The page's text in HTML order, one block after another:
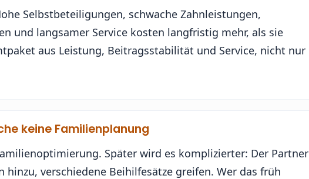
Selbstbeteiligungen, schwache Zahnleistungen,
und langsamer Service kosten langfristig mehr, als sie
aus Leistung, Beitragsstabilität und Service, nicht nur
keine Familienplanung
Später wird es komplizierter: Der Partner
verschiedene Beihilfesätze greifen. Wer das früh